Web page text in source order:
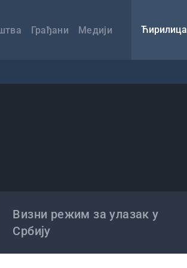
Грађани Медији Ћирилица
Визни режим за улазак у
Србију